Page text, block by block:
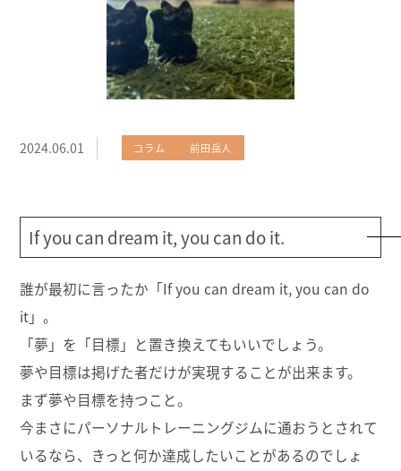
2024.06.01 コラム 前田岳人
If you can dream it, you can do it.
誰が最初に言ったか「If you can dream it, you can do
it」。
「夢」を「目標」と置き換えてもいいでしょう。
夢や目標は掲げた者だけが実現することが出来ます。
まず夢や目標を持つこと。
今まさにパーソナルトレーニングジムに通おうとされて
いるなら、きっと何か達成したいことがあるのでしょ